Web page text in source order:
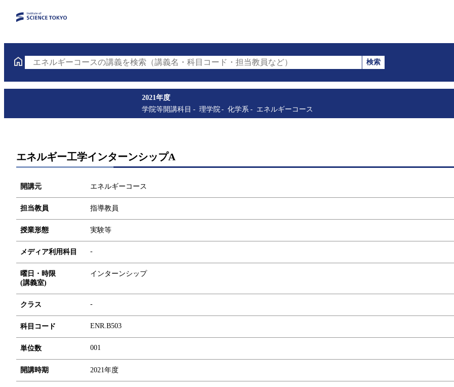
エネルギーコースの講義を検索（講義名・科目コード・担当教員など）
検索
2021年度
学院等開講科目
理学院 化学系 エネルギーコース
エネルギー工学インターンシップA
開講元 エネルギーコース
担当教員 指導教員
授業形態 実験等
メディア利用科目 -
曜日・時限
(講義室)
インターンシップ
クラス -
科目コード ENR.B503
単位数 001
開講時期 2021年度